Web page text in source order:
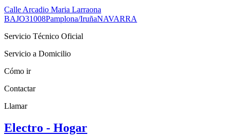
Calle Arcadio Maria Larraona
BAJO31008Pamplona/IruñaNAVARRA
Servicio Técnico Oficial
Servicio a Domicilio
Cómo ir
Contactar
Llamar
Electro - Hogar